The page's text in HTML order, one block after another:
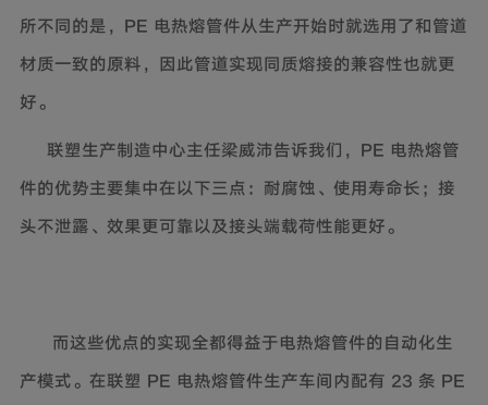
所不同的是，PE 电热熔管件从生产开始时就选用了和管道
材质一致的原料，因此管道实现同质熔接的兼容性也就更
好。
联塑生产制造中心主任梁威沛告诉我们，PE 电热熔管
件的优势主要集中在以下三点：耐腐蚀、使用寿命长；接
头不泄露、效果更可靠以及接头端载荷性能更好。
而这些优点的实现全都得益于电热熔管件的自动化生
产模式。在联塑 PE 电热熔管件生产车间内配有 23 条 PE